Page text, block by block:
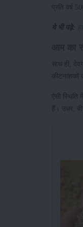
प्रति
ये भी पढ़े:
साथ ही,
कीटनाशकों
ऐसी
हैं। उधर,